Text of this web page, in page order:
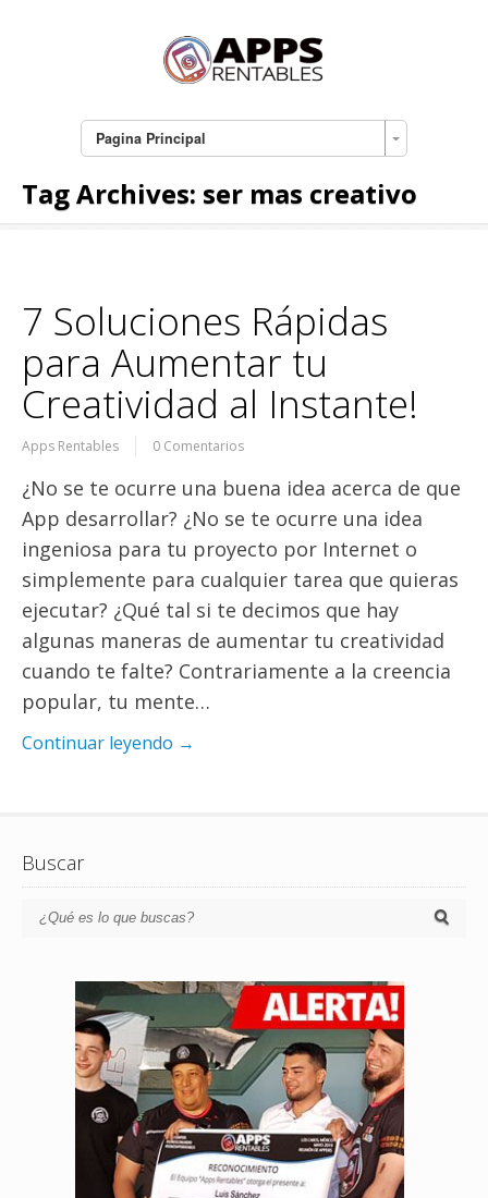
Pagina Principal
Tag Archives: ser mas creativo
7 Soluciones Rápidas
para Aumentar tu
Creatividad al Instante!
Apps Rentables 0 Comentarios
¿No se te ocurre una buena idea acerca de que
App desarrollar? ¿No se te ocurre una idea
ingeniosa para tu proyecto por Internet o
simplemente para cualquier tarea que quieras
ejecutar? ¿Qué tal si te decimos que hay
algunas maneras de aumentar tu creatividad
cuando te falte? Contrariamente a la creencia
popular, tu mente…
Continuar leyendo →
Buscar